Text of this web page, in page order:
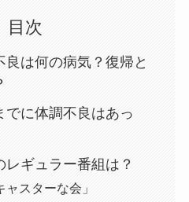
目次
良は何の病気？復帰と
でに体調不良はあっ
レギュラー番組は？
ャスターな会」